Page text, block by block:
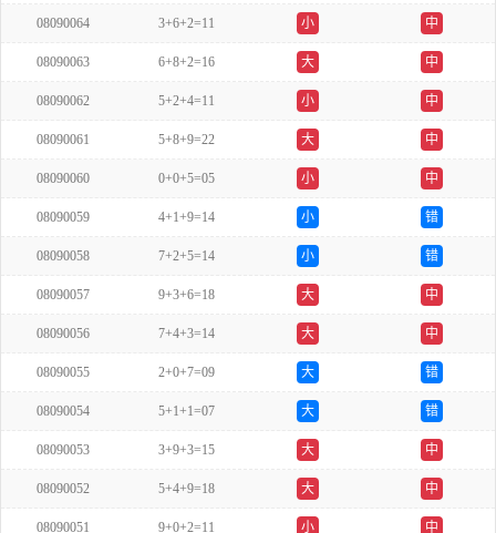
08090064 3+6+2=11 小 中
08090063 6+8+2=16 大 中
08090062 5+2+4=11 小 中
08090061 5+8+9=22 大 中
08090060 0+0+5=05 小 中
08090059 4+1+9=14 小 错
08090058 7+2+5=14 小 错
08090057 9+3+6=18 大 中
08090056 7+4+3=14 大 中
08090055 2+0+7=09 大 错
08090054 5+1+1=07 大 错
08090053 3+9+3=15 大 中
08090052 5+4+9=18 大 中
08090051 9+0+2=11 小 中